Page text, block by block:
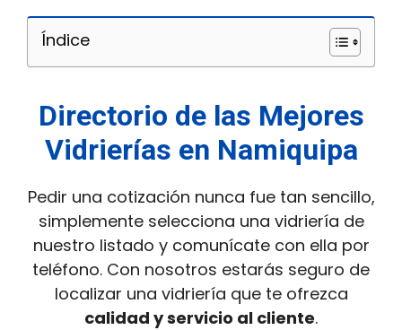
Índice
Directorio de las Mejores
Vidrierías en Namiquipa
Pedir una cotización nunca fue tan sencillo,
simplemente selecciona una vidriería de
nuestro listado y comunícate con ella por
teléfono. Con nosotros estarás seguro de
localizar una vidriería que te ofrezca
calidad y servicio al cliente.